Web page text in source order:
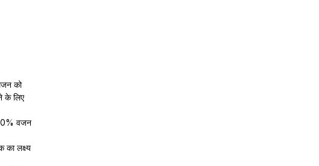
को
के लिए
वजन
लक्ष्य